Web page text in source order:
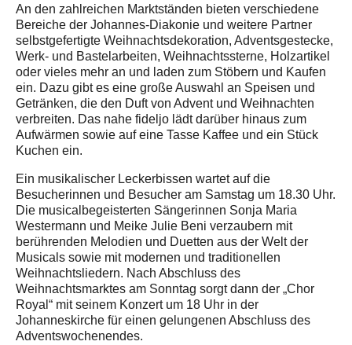
An den zahlreichen Marktständen bieten verschiedene
Bereiche der Johannes-Diakonie und weitere Partner
selbstgefertigte Weihnachtsdekoration, Adventsgestecke,
Werk- und Bastelarbeiten, Weihnachtssterne, Holzartikel
oder vieles mehr an und laden zum Stöbern und Kaufen
ein. Dazu gibt es eine große Auswahl an Speisen und
Getränken, die den Duft von Advent und Weihnachten
verbreiten. Das nahe fideljo lädt darüber hinaus zum
Aufwärmen sowie auf eine Tasse Kaffee und ein Stück
Kuchen ein.
Ein musikalischer Leckerbissen wartet auf die
Besucherinnen und Besucher am Samstag um 18.30 Uhr.
Die musicalbegeisterten Sängerinnen Sonja Maria
Westermann und Meike Julie Beni verzaubern mit
berührenden Melodien und Duetten aus der Welt der
Musicals sowie mit modernen und traditionellen
Weihnachtsliedern. Nach Abschluss des
Weihnachtsmarktes am Sonntag sorgt dann der „Chor
Royal“ mit seinem Konzert um 18 Uhr in der
Johanneskirche für einen gelungenen Abschluss des
Adventswochenendes.